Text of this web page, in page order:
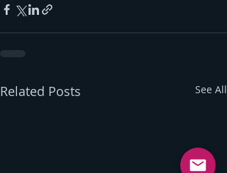
Related Posts See All